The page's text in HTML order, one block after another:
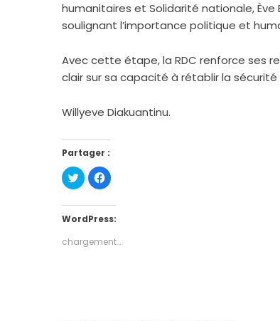
humanitaires et Solidarité nationale, Ève
soulignant l’importance politique et
Avec cette étape, la RDC renforce ses
clair sur sa capacité à rétablir la
Willyeve Diakuantinu.
Partager :
Cliquez
pour
partager
Twitter(ouvre
dans
fenêtre)
Cliquez
pour
Facebook(ouvre
dans
fenêtre)
WordPress:
chargement…